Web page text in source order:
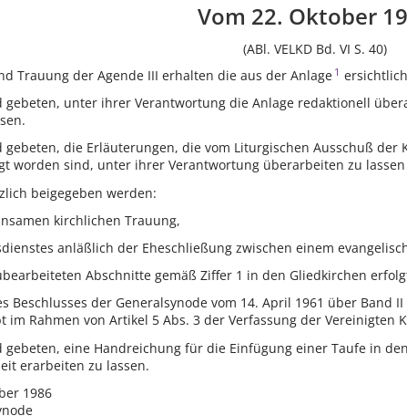
Vom 22. Oktober
(ABl. VELKD Bd. VI S. 40)
Trauung der Agende III erhalten die aus der Anlage 1
gebeten, unter ihrer Verantwortung die Anlage redaktionell
gebeten, die Erläuterungen, die vom Liturgischen Ausschuß
worden sind, unter ihrer Verantwortung überarbeiten zu
beigegeben werden:
kirchlichen Trauung,
anläßlich der Eheschließung zwischen einem
Abschnitte gemäß Ziffer 1 in den Gliedkirchen
Beschlusses der Generalsynode vom 14. April 1961 über Band
im Rahmen von Artikel 5 Abs. 3 der Verfassung der Vereinigten
eine Handreichung für die Einfügung einer Taufe in
erarbeiten zu lassen.
1986